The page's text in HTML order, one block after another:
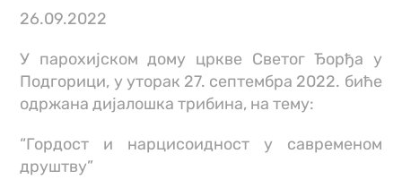
26.09.2022
У парохијском дому цркве Светог Ђорђа у
Подгорици, у уторак 27. септембра 2022. биће
одржана дијалошка трибина, на тему:
“Гордост и нарцисоидност у савременом
друштву”